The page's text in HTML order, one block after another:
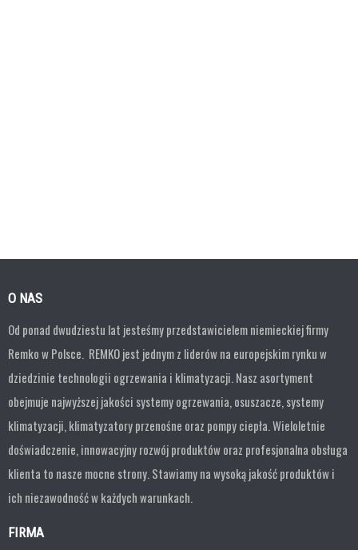
O NAS
Od ponad dwudziestu lat jesteśmy przedstawicielem niemieckiej firmy
Remko w Polsce. REMKO jest jednym z liderów na europejskim rynku w
dziedzinie technologii ogrzewania i klimatyzacji. Nasz asortyment
obejmuje najwyższej jakości systemy ogrzewania, osuszacze, systemy
klimatyzacji, klimatyzatory przenośne oraz pompy ciepła. Wieloletnie
doświadczenie, innowacyjny rozwój produktów oraz profesjonalna obsługa
klienta to nasze mocne strony. Stawiamy na wysoką jakość produktów i
ich niezawodność w każdych warunkach.
FIRMA